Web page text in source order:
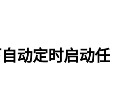
动定时启动任